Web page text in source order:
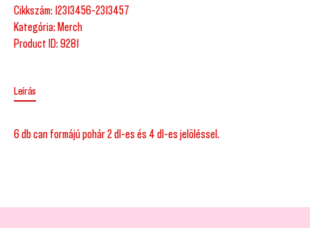
Cikkszám:12313456-2313457
Kategória:Merch
Product ID:9281
Leírás
6 db can formájú pohár 2 dl-es és 4 dl-es jelöléssel.